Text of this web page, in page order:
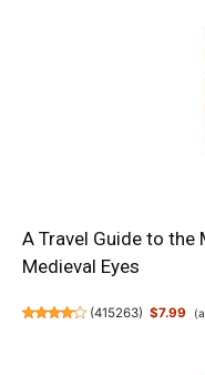
A Travel Guide to the
Medieval Eyes
(415263) $7.99